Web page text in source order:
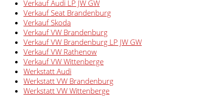
Verkauf Audi LP JW GW
Verkauf Seat Brandenburg
Verkauf Skoda
Verkauf VW Brandenburg
Verkauf VW Brandenburg LP JW GW
Verkauf VW Rathenow
Verkauf VW Wittenberge
Werkstatt Audi
Werkstatt VW Brandenburg
Werkstatt VW Wittenberge